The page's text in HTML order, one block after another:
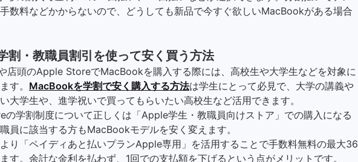
数料などかからないので、どうしても新品で今すぐ欲しいMacBookがある場合
・教職員割引を使って安く買う方法
店頭のApple StoreでMacBookを購入する際には、高校生や大学生などを対象に
す。 MacBookを学割で安く購入する方法は学生にとって必見で、大学の講義や
大学生や、進学祝いで買ってもらいたい高校生など活用できます。
学割制度について正しくは「Apple学生・教職員向けストア」での購入になる
員に該当する方もMacBookモデルを安く変えます。
り「ペイディあと払いプランApple専用」を活用することで手数料無料の最大36
す。余計な金利を払わず、1回での支払額を下げるという点がメリットです。